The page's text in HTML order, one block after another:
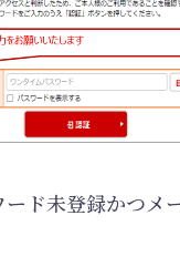
ド未登録かつメ